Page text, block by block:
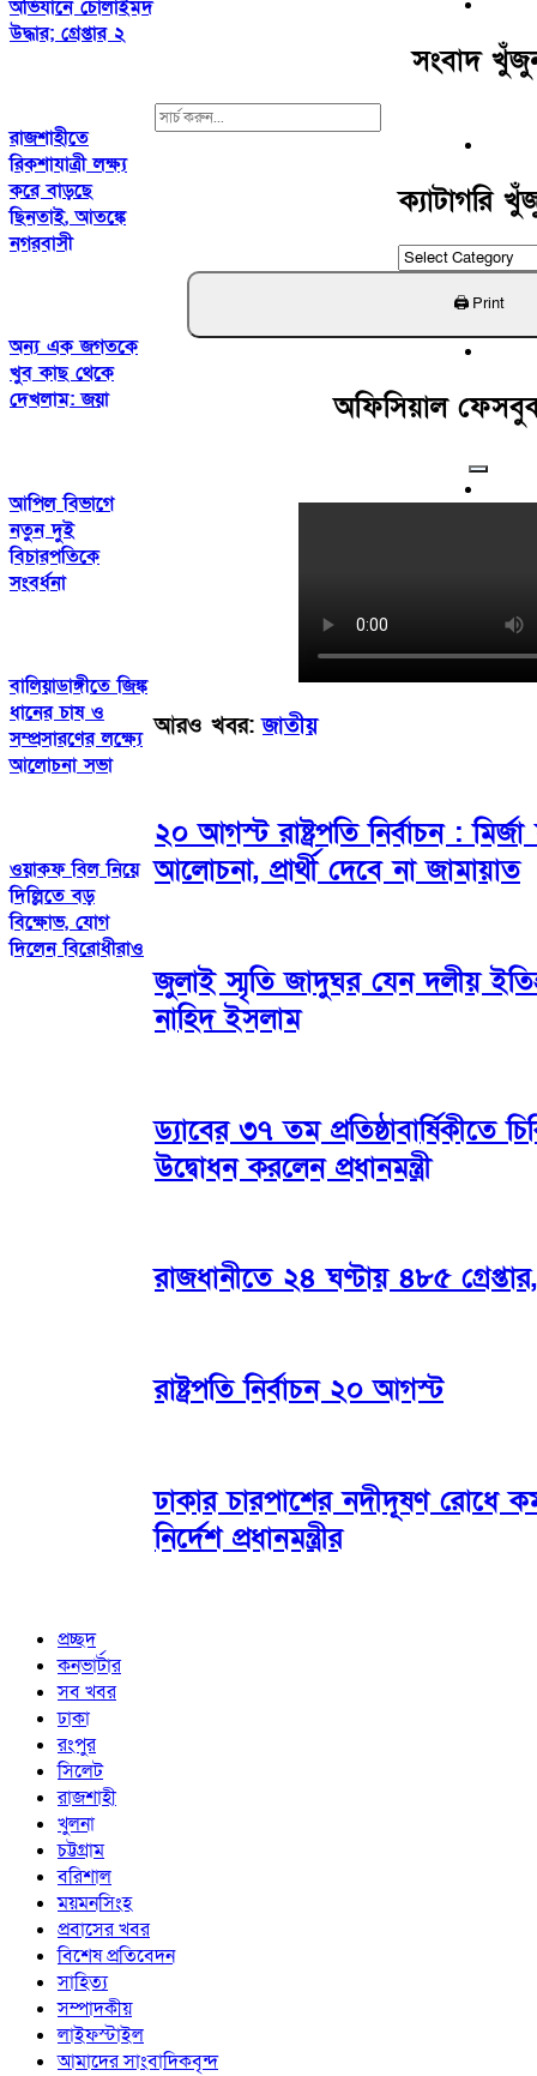
অভিযানে চোলাইমদ
উদ্ধার; গ্রেপ্তার ২
রাজশাহীতে
রিকশাযাত্রী লক্ষ্য
করে বাড়ছে
ছিনতাই, আতঙ্কে
নগরবাসী
অন্য এক জগতকে
খুব কাছ থেকে
দেখলাম: জয়া
আপিল বিভাগে
নতুন দুই
বিচারপতিকে
সংবর্ধনা
বালিয়াডাঙ্গীতে জিঙ্ক
ধানের চাষ ও
সম্প্রসারণের লক্ষ্যে
আলোচনা সভা
ওয়াকফ বিল নিয়ে
দিল্লিতে বড়
বিক্ষোভ, যোগ
দিলেন বিরোধীরাও
সংবাদ
Search
ক্যাটাগরি
ক্যাটাগরি
খুঁজুন
অফিসিয়াল
আরও খবর:জাতীয়
২০ আগস্ট রাষ্ট্রপতি নির্বাচন :
আলোচনা, প্রার্থী দেবে না জামায়াত
জুলাই স্মৃতি জাদুঘর যেন দলীয়
নাহিদ ইসলাম
ড্যাবের ৩৭ তম প্রতিষ্ঠাবার্ষিকীতে
উদ্বোধন করলেন প্রধানমন্ত্রী
রাজধানীতে ২৪ ঘণ্টায় ৪৮৫
রাষ্ট্রপতি নির্বাচন ২০ আগস্ট
ঢাকার চারপাশের নদীদূষণ রোধে
নির্দেশ প্রধানমন্ত্রীর
প্রচ্ছদ
কনভার্টার
সব খবর
ঢাকা
রংপুর
সিলেট
রাজশাহী
খুলনা
চট্টগ্রাম
বরিশাল
ময়মনসিংহ
প্রবাসের খবর
বিশেষ প্রতিবেদন
সাহিত্য
সম্পাদকীয়
লাইফস্টাইল
আমাদের সাংবাদিকবৃন্দ